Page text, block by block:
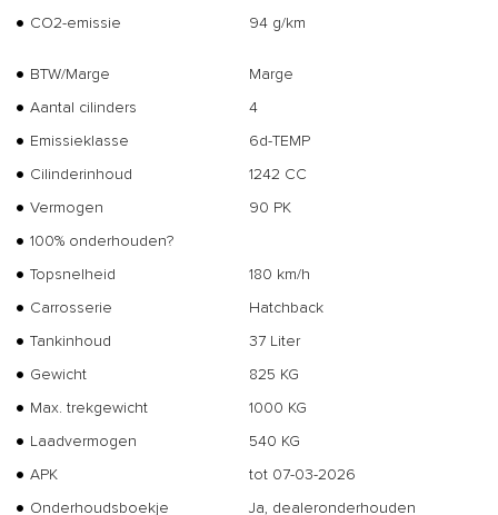
CO2-emissie
94 g/km
BTW/Marge
Marge
Aantal cilinders
4
Emissieklasse
6d-TEMP
Cilinderinhoud
1242 CC
Vermogen
90 PK
100% onderhouden?
Topsnelheid
180 km/h
Carrosserie
Hatchback
Tankinhoud
37 Liter
Gewicht
825 KG
Max. trekgewicht
1000 KG
Laadvermogen
540 KG
APK
tot 07-03-2026
Onderhoudsboekje
Ja, dealeronderhouden